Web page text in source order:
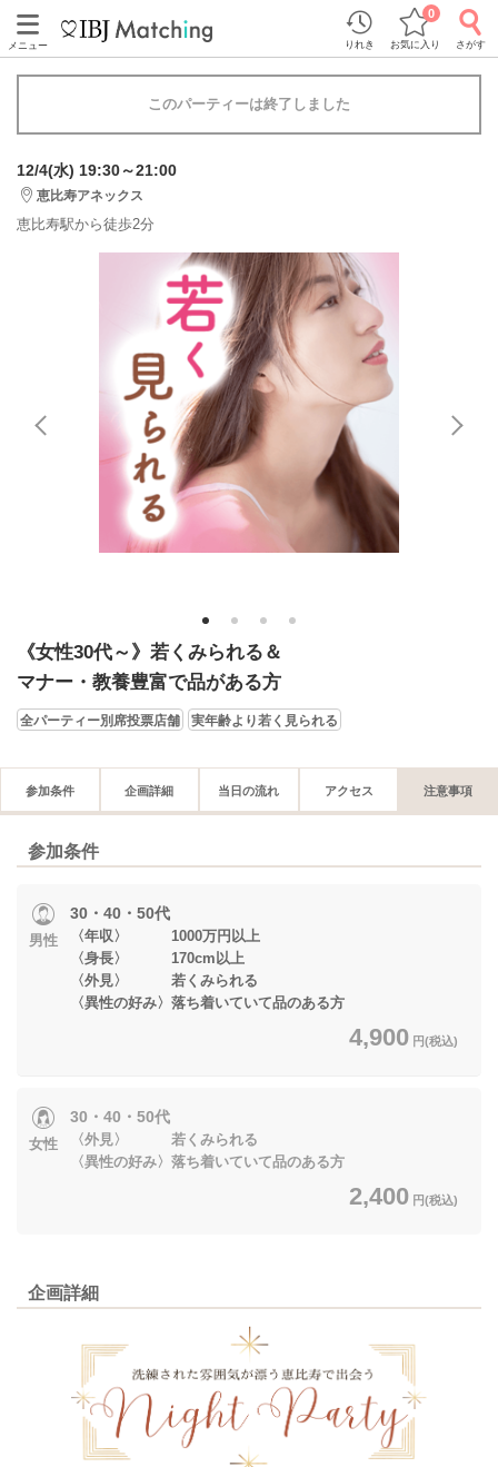
メニュー りれき お気に入り
0
さがす
このパーティーは終了しました
12/4(水) 19:30～21:00
恵比寿アネックス
恵比寿駅から徒歩2分
1 2 3 4
《女性30代～》若くみられる＆
マナー・教養豊富で品がある方
全パーティー別席投票店舗 実年齢より若く見られる
参加条件 企画詳細 当日の流れ アクセス 注意事項
参加条件
男性
30・40・50代
〈年収〉 1000万円以上
〈身長〉 170cm以上
〈外見〉 若くみられる
〈異性の好み〉落ち着いていて品のある方
4,900 円(税込)
女性
30・40・50代
〈外見〉 若くみられる
〈異性の好み〉落ち着いていて品のある方
2,400 円(税込)
企画詳細